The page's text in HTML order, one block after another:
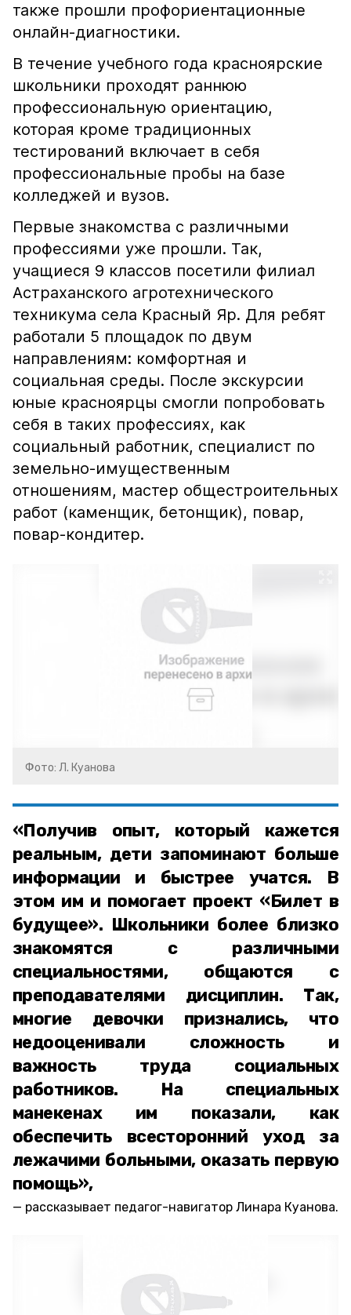
также прошли профориентационные
онлайн-диагностики.
В течение учебного года красноярские
школьники проходят раннюю
профессиональную ориентацию,
которая кроме традиционных
тестирований включает в себя
профессиональные пробы на базе
колледжей и вузов.
Первые знакомства с различными
профессиями уже прошли. Так,
учащиеся 9 классов посетили филиал
Астраханского агротехнического
техникума села Красный Яр. Для ребят
работали 5 площадок по двум
направлениям: комфортная и
социальная среды. После экскурсии
юные красноярцы смогли попробовать
себя в таких профессиях, как
социальный работник, специалист по
земельно-имущественным
отношениям, мастер общестроительных
работ (каменщик, бетонщик), повар,
повар-кондитер.
Фото: Л. Куанова
«Получив опыт, который кажется
реальным, дети запоминают больше
информации и быстрее учатся. В
этом им и помогает проект «Билет в
будущее». Школьники более близко
знакомятся с различными
специальностями, общаются с
преподавателями дисциплин. Так,
многие девочки признались, что
недооценивали сложность и
важность труда социальных
работников. На специальных
манекенах им показали, как
обеспечить всесторонний уход за
лежачими больными, оказать первую
помощь»,
рассказывает педагог-навигатор Линара Куанова.